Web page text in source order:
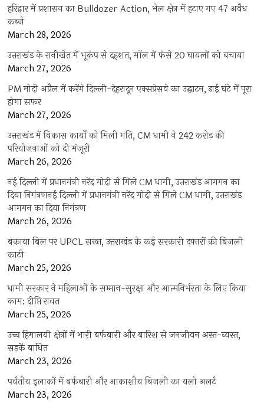
हरिद्वार में प्रशासन का Bulldozer Action, भेल क्षेत्र में हटाए गए 47 अवैध
कब्जे
March 28, 2026
उत्तराखंड के रानीखेत में भूकंप से दहशत, मॉल में फंसे 20 घायलों को बचाया
March 27, 2026
PM मोदी अप्रैल में करेंगे दिल्ली-देहरादून एक्सप्रेसवे का उद्घाटन, ढाई घंटे में पूरा
होगा सफर
March 27, 2026
उत्तराखंड में विकास कार्यों को मिली गति, CM धामी ने 242 करोड़ की
परियोजनाओं को दी मंजूरी
March 26, 2026
नई दिल्ली में प्रधानमंत्री नरेंद्र मोदी से मिले CM धामी, उत्तराखंड आगमन का
दिया निमंत्रणनई दिल्ली में प्रधानमंत्री नरेंद्र मोदी से मिले CM धामी, उत्तराखंड
आगमन का दिया निमंत्रण
March 26, 2026
बकाया बिल पर UPCL सख्त, उत्तराखंड के कई सरकारी दफ्तरों की बिजली
काटी
March 25, 2026
धामी सरकार ने महिलाओं के सम्मान-सुरक्षा और आत्मनिर्भरता के लिए किया
काम: दीप्ति रावत
March 25, 2026
उच्च हिमालयी क्षेत्रों में भारी बर्फबारी और बारिश से जनजीवन अस्त-व्यस्त,
सड़कें बाधित
March 23, 2026
पर्वतीय इलाकों में बर्फबारी और आकाशीय बिजली का यलो अलर्ट
March 23, 2026